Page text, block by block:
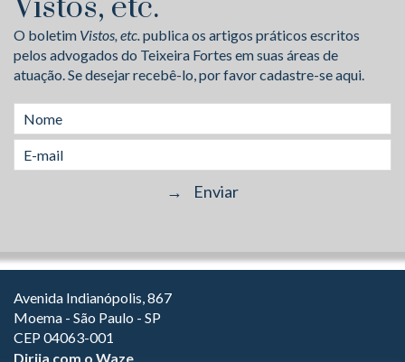
Vistos, etc.
O boletim Vistos, etc.publica os artigos práticos escritos
pelos advogados do Teixeira Fortes em suas áreas de
atuação. Se desejar recebê-lo, por favor cadastre-se aqui.
Avenida Indianópolis, 867
Moema - São Paulo - SP
CEP 04063-001
Dirija com o Waze